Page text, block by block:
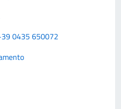
0435 650072